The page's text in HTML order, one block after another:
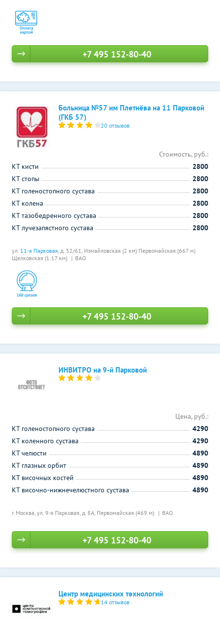
+7 495 152-80-40
Больница №57 им Плетнёва на 11 Парковой
(ГКБ 57)
20 отзывов
ул. 11-я Парковая, д. 32/61, Измайловская (2 км) Первомайская (667 м)
Щелковская (1.17 км)
ВАО
Стоимость, руб.:
КТ кисти
2800
КТ стопы
2800
КТ голеностопного сустава
2800
КТ колена
2800
КТ тазобедренного сустава
2800
КТ лучезапястного сустава
2800
+7 495 152-80-40
ИНВИТРО на 9-й Парковой
г. Москва, ул. 9-я Парковая, д. 8А, Первомайская (469 м) ВАО
Цена, руб.:
КТ голеностопного сустава
4290
КТ коленного сустава
4290
КТ челюсти
4890
КТ глазных орбит
4890
КТ височных костей
4890
КТ височно-нижнечелюстного сустава
4890
+7 495 152-80-40
Центр медицинских технологий
14 отзывов